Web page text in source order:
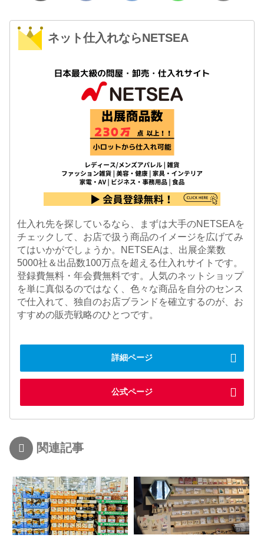
ネット仕入れならNETSEA
仕入れ先を探しているなら、まずは大手のNETSEAを
チェックして、お店で扱う商品のイメージを広げてみ
てはいかがでしょうか。NETSEAは、出展企業数
5000社＆出品数100万点を超える仕入れサイトです。
登録費無料・年会費無料です。人気のネットショップ
を単に真似るのではなく、色々な商品を自分のセンス
で仕入れて、独自のお店ブランドを確立するのが、お
すすめの販売戦略のひとつです。
詳細ページ
公式ページ
関連記事